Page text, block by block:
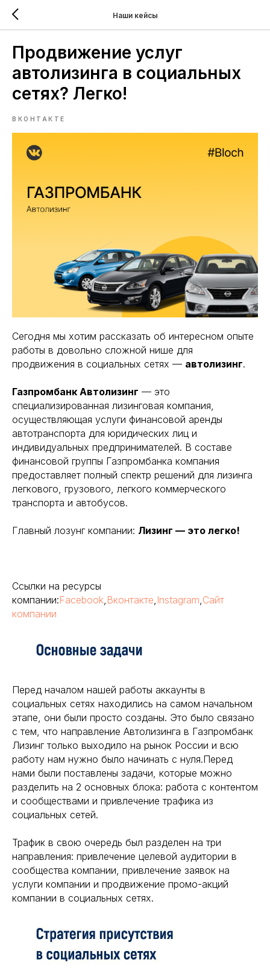
Наши кейсы
Продвижение услуг
автолизинга в социальных
сетях? Легко!
ВКОНТАКТЕ
Сегодня мы хотим рассказать об интересном опыте
работы в довольно сложной нише для
продвижения в социальных сетях — автолизинг.
Газпромбанк Автолизинг — это
специализированная лизинговая компания,
осуществляющая услуги финансовой аренды
автотранспорта для юридических лиц и
индивидуальных предпринимателей. В составе
финансовой группы Газпромбанка компания
предоставляет полный спектр решений для лизинга
легкового, грузового, легкого коммерческого
транспорта и автобусов.
Главный лозунг компании: Лизинг — это легко!
Ссылки на ресурсы
компании:Facebook, Вконтакте, Instagram,Сайт
компании
Перед началом нашей работы аккаунты в
социальных сетях находились на самом начальном
этапе, они были просто созданы. Это было связано
с тем, что направление Автолизинга в Газпромбанк
Лизинг только выходило на рынок России и всю
работу нам нужно было начинать с нуля.Перед
нами были поставлены задачи, которые можно
разделить на 2 основных блока: работа с контентом
и сообществами и привлечение трафика из
социальных сетей.
Трафик в свою очередь был разделен на три
направления: привлечение целевой аудитории в
сообщества компании, привлечение заявок на
услуги компании и продвижение промо-акций
компании в социальных сетях.